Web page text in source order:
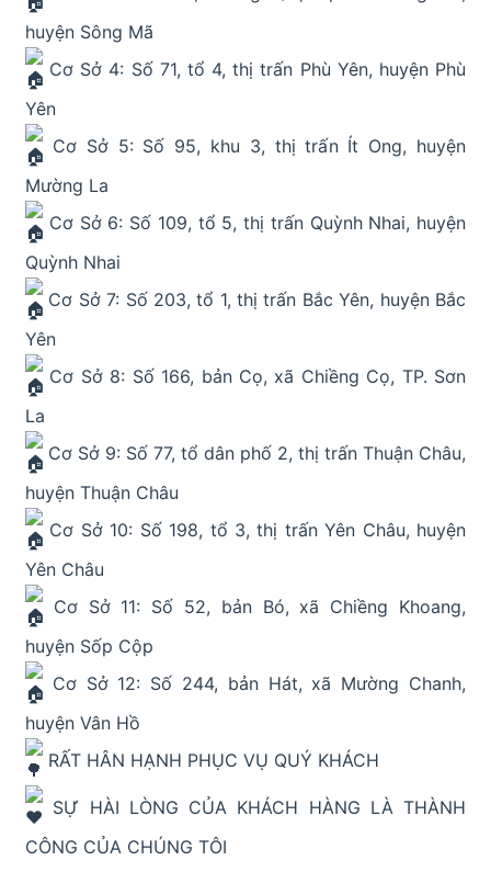
huyện Sông Mã
Cơ Sở 4: Số 71, tổ 4, thị trấn Phù Yên, huyện Phù
Yên
Cơ Sở 5: Số 95, khu 3, thị trấn Ít Ong, huyện
Mường La
Cơ Sở 6: Số 109, tổ 5, thị trấn Quỳnh Nhai, huyện
Quỳnh Nhai
Cơ Sở 7: Số 203, tổ 1, thị trấn Bắc Yên, huyện Bắc
Yên
Cơ Sở 8: Số 166, bản Cọ, xã Chiềng Cọ, TP. Sơn
La
Cơ Sở 9: Số 77, tổ dân phố 2, thị trấn Thuận Châu,
huyện Thuận Châu
Cơ Sở 10: Số 198, tổ 3, thị trấn Yên Châu, huyện
Yên Châu
Cơ Sở 11: Số 52, bản Bó, xã Chiềng Khoang,
huyện Sốp Cộp
Cơ Sở 12: Số 244, bản Hát, xã Mường Chanh,
huyện Vân Hồ
RẤT HÂN HẠNH PHỤC VỤ QUÝ KHÁCH
SỰ HÀI LÒNG CỦA KHÁCH HÀNG LÀ THÀNH
CÔNG CỦA CHÚNG TÔI